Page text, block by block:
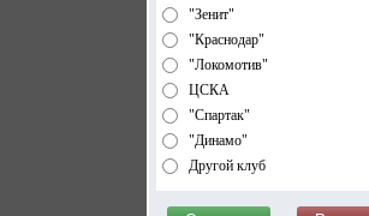
"Зенит"
"Краснодар"
"Локомотив"
ЦСКА
"Спартак"
"Динамо"
Другой клуб